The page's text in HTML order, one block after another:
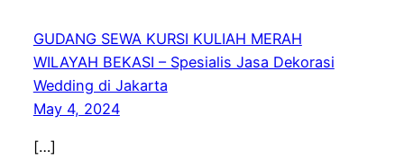
GUDANG SEWA KURSI KULIAH MERAH
WILAYAH BEKASI – Spesialis Jasa Dekorasi
Wedding di Jakarta
May 4, 2024
[…]